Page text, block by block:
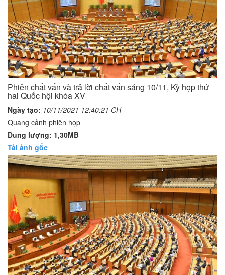
Phiên chất vấn và trả lời chất vấn sáng 10/11, Kỳ họp thứ
hai Quốc hội khóa XV
Ngày tạo: 10/11/2021 12:40:21 CH
Quang cảnh phiên họp
Dung lượng: 1,30MB
Tải ảnh gốc